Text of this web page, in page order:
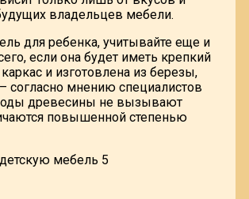
владельцев мебели.
для ребенка, учитывайте еще и
если она будет иметь крепкий
и изготовлена из березы,
согласно мнению специалистов
древесины не вызывают
повышенной степенью